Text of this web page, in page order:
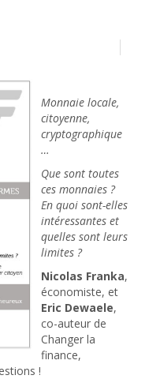
Monnaie locale,
citoyenne,
cryptographique
…
Que sont toutes
ces monnaies ?
En quoi sont-elles
intéressantes et
quelles sont leurs
limites ?
Nicolas Franka,
économiste, et
Eric Dewaele,
co-auteur de
Changer la
finance,
!